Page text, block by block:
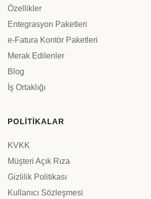
Özellikler
Entegrasyon Paketleri
e-Fatura Kontör Paketleri
Merak Edilenler
Blog
İş Ortaklığı
POLİTİKALAR
KVKK
Müşteri Açık Rıza
Gizlilik Politikası
Kullanıcı Sözleşmesi